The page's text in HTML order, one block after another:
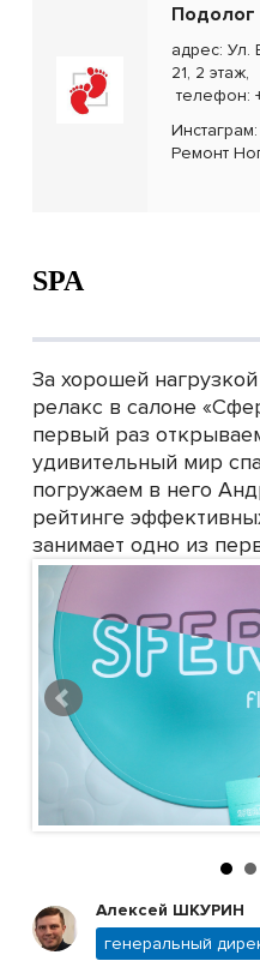
Подолог
адрес: Ул.
21, 2 этаж,
телефон:
Ремонт
SPA
За хорошей
релакс в салоне
первый раз
удивительный мир
погружаем в него
рейтинге
занимает одно из
Алексей ШКУРИН
генеральный